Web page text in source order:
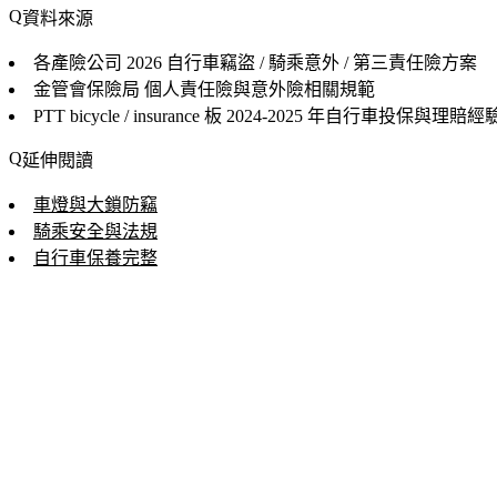
資料來源
各產險公司 2026 自行車竊盜 / 騎乘意外 / 第三責任險方案
金管會保險局 個人責任險與意外險相關規範
PTT bicycle / insurance 板 2024-2025 年自行車投保與理賠經
延伸閱讀
車燈與大鎖防竊
騎乘安全與法規
自行車保養完整